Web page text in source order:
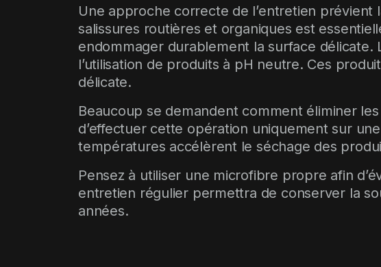
Une approche correcte de l’entretien
salissures routières et organiques est
endommager durablement la surface délicate.
l’utilisation de produits à pH neutre. Ces
délicate.
Beaucoup se demandent comment éliminer
d’effectuer cette opération uniquement sur
températures accélèrent le séchage des
Pensez à utiliser une microfibre propre afin
entretien régulier permettra de conserver la
années.